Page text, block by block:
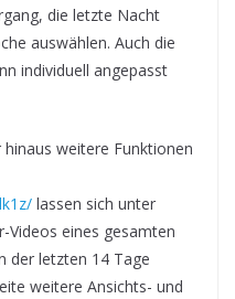
die letzte Nacht
auswählen. Auch die
individuell angepasst
weitere Funktionen
lassen sich unter
Videos eines gesamten
der letzten 14 Tage
weitere Ansichts- und